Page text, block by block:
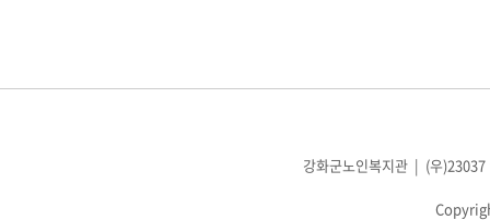
강화군노인복지관 | (우